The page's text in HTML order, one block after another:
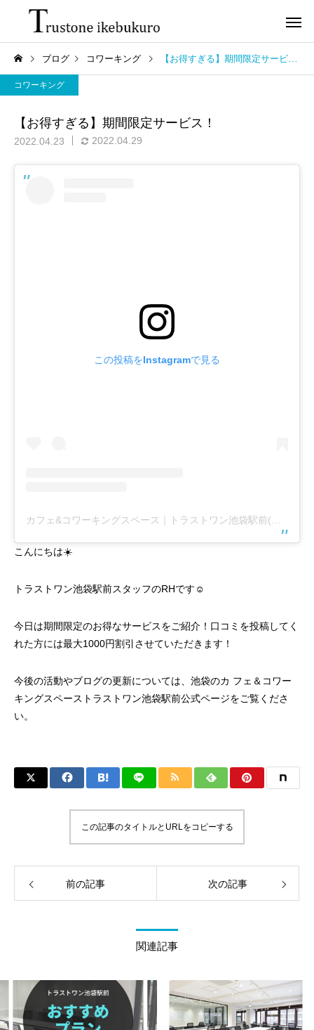
ブログ コワーキング 【お得すぎる】期間限定サービス！
コワーキング
【お得すぎる】期間限定サービス！
2022.04.23 2022.04.29
この投稿をInstagramで見る
こんにちは☀️
トラストワン池袋駅前スタッフのRHです☺︎
今日は期間限定のお得なサービスをご紹介！口コミを投稿してく
れた方には最大1000円割引させていただきます！
今後の活動やブログの更新については、 池袋のカ フェ＆コワー
キングスペーストラストワン池袋駅前公式ページをご覧くださ
い。
この記事のタイトルとURLをコピーする
前の記事 次の記事
関連記事